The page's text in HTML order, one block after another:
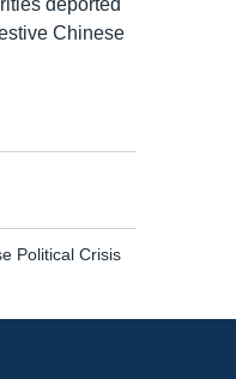
deported
Chinese
Political Crisis